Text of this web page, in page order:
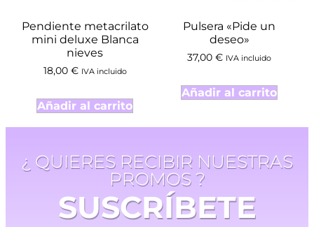
Pendiente metacrilato
mini deluxe Blanca
nieves
18,00 € IVA incluido
Añadir al carrito
Pulsera «Pide un
deseo»
37,00 € IVA incluido
Añadir al carrito
¿ QUIERES RECIBIR NUESTRAS
PROMOS ?
SUSCRÍBETE